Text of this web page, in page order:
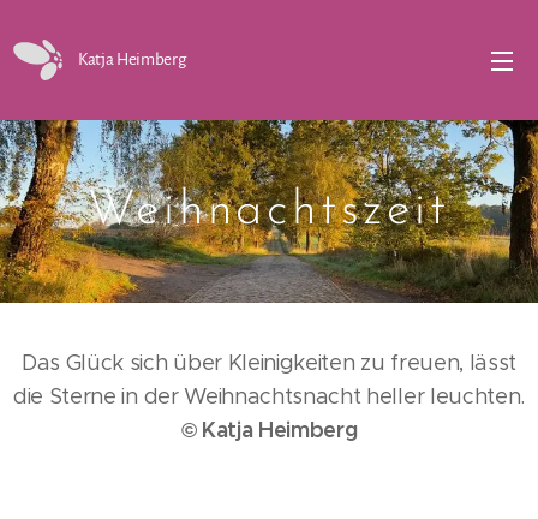
Katja Heimberg
Weihnachtszeit
Das Glück sich über Kleinigkeiten zu freuen, lässt
die Sterne in der Weihnachtsnacht heller leuchten.
© Katja Heimberg